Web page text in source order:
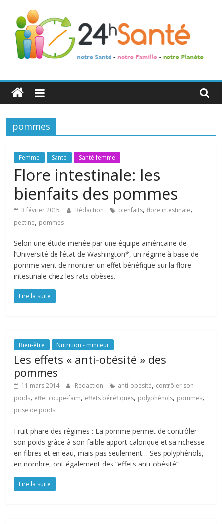
24h
Santé
La
de
toute
famille
pommes
Femme Santé Santé femme
Flore intestinale: les
bienfaits des pommes
3 février 2015 Rédaction bienfaits,flore intestinale,
pectine, pommes
Selon une étude menée par une équipe américaine de
l’Université de l’état de Washington*, un régime à base de
pomme vient de montrer un effet bénéfique sur la flore
intestinale chez les rats obèses.
Lire la suite
Bien-être Nutrition - minceur
Les effets « anti-obésité » des
pommes
11 mars 2014 Rédaction anti-obésité, contrôler son
poids, effet coupe-faim, effets bénéfiques, polyphénols, pommes,
prise de poids
Fruit phare des régimes : La pomme permet de contrôler
son poids grâce à son faible apport calorique et sa richesse
en fibres et en eau, mais pas seulement… Ses polyphénols,
en nombre, ont également des “effets anti-obésité”.
Lire la suite